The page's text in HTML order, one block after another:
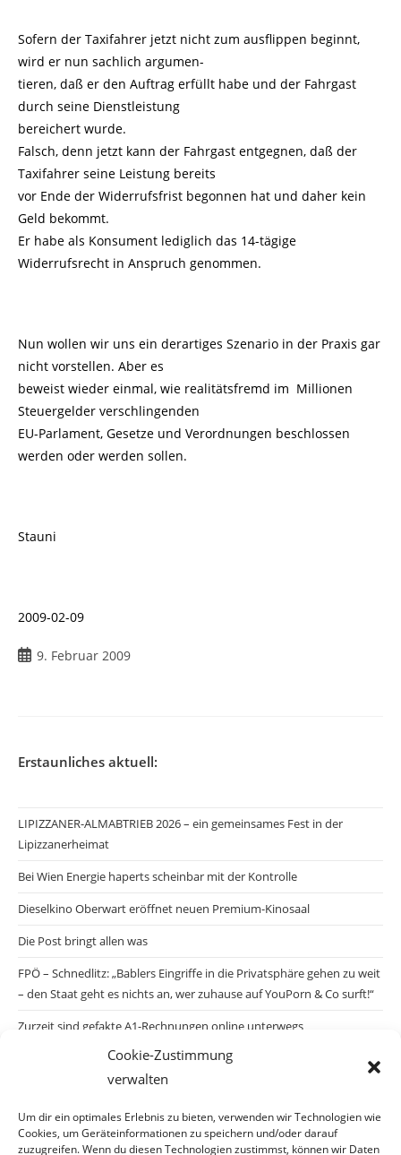
Cookie-Zustimmung
verwalten
Um dir ein optimales Erlebnis zu bieten, verwenden wir Technologien wie
Cookies, um Geräteinformationen zu speichern und/oder darauf
zuzugreifen. Wenn du diesen Technologien zustimmst, können wir Daten
Sofern der Taxifahrer jetzt nicht zum ausflippen beginnt,
wird er nun sachlich argumen-
tieren, daß er den Auftrag erfüllt habe und der Fahrgast
durch seine Dienstleistung
bereichert wurde.
Falsch, denn jetzt kann der Fahrgast entgegnen, daß der
Taxifahrer seine Leistung bereits
vor Ende der Widerrufsfrist begonnen hat und daher kein
Geld bekommt.
Er habe als Konsument lediglich das 14-tägige
Widerrufsrecht in Anspruch genommen.
Nun wollen wir uns ein derartiges Szenario in der Praxis gar
nicht vorstellen. Aber es
beweist wieder einmal, wie realitätsfremd im Millionen
Steuergelder verschlingenden
EU-Parlament, Gesetze und Verordnungen beschlossen
werden oder werden sollen.
Stauni
2009-02-09
Beitrag
9. Februar 2009
Erstaunliches aktuell:
LIPIZZANER-ALMABTRIEB 2026 – ein gemeinsames Fest in der
Lipizzanerheimat
Bei Wien Energie haperts scheinbar mit der Kontrolle
Dieselkino Oberwart eröffnet neuen Premium-Kinosaal
Die Post bringt allen was
FPÖ – Schnedlitz: „Bablers Eingriffe in die Privatsphäre gehen zu weit
– den Staat geht es nichts an, wer zuhause auf YouPorn & Co surft!“
Zurzeit sind gefakte A1-Rechnungen online unterwegs
Salzburgs Juden und ihre Sicherheit: „Erst nach einem Anschlag wäre
die Gefahr endlich konkret!“
Biologisches Wunder in Ceuta
Ein vermeintliches Abschiebemärchen